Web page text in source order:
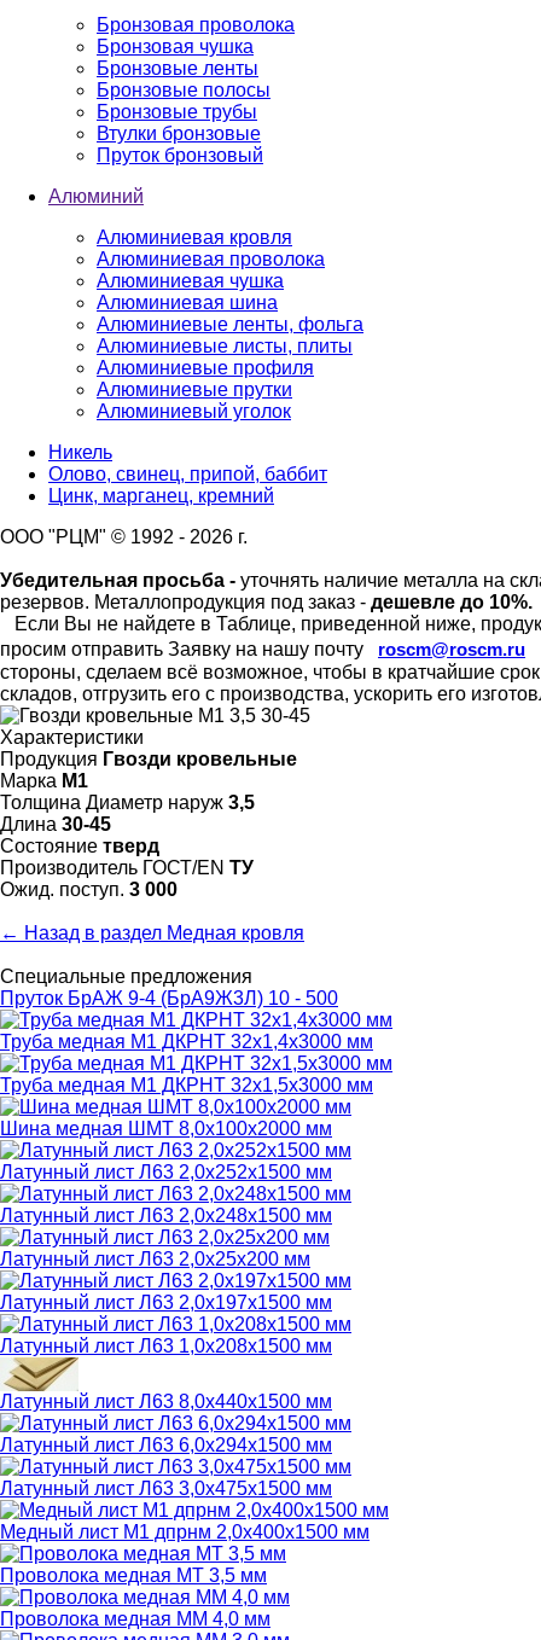
Бронзовая проволока
Бронзовая чушка
Бронзовые ленты
Бронзовые полосы
Бронзовые трубы
Втулки бронзовые
Пруток бронзовый
Алюминий
Алюминиевая кровля
Алюминиевая проволока
Алюминиевая чушка
Алюминиевая шина
Алюминиевые ленты, фольга
Алюминиевые листы, плиты
Алюминиевые профиля
Алюминиевые прутки
Алюминиевый уголок
Никель
Олово, свинец, припой, баббит
Цинк, марганец, кремний
ООО "РЦМ" © 1992 - 2026 г.
Убедительная просьба - уточнять наличие металла на
резервов. Металлопродукция под заказ - дешевле до 10%.
Если Вы не найдете в Таблице, приведенной ниже,
просим отправить Заявку на нашу почту
roscm@roscm.ru
стороны, сделаем всё возможное, чтобы в кратчайшие
складов, отгрузить его с производства, ускорить его
Характеристики
Продукция Гвозди кровельные
Марка М1
Толщина Диаметр наруж 3,5
Длина 30-45
Состояние тверд
Произво­дитель ГОСТ/EN ТУ
Ожид. поступ. 3 000
← Назад в раздел Медная кровля
Специальные предложения
Пруток БрАЖ 9-4 (БрА9Ж3Л) 10 - 500
Труба медная М1 ДКРНТ 32х1,4х3000 мм
Труба медная М1 ДКРНТ 32х1,5х3000 мм
Шина медная ШМТ 8,0х100х2000 мм
Латунный лист Л63 2,0х252х1500 мм
Латунный лист Л63 2,0х248х1500 мм
Латунный лист Л63 2,0х25х200 мм
Латунный лист Л63 2,0х197х1500 мм
Латунный лист Л63 1,0х208х1500 мм
Латунный лист Л63 8,0х440х1500 мм
Латунный лист Л63 6,0х294х1500 мм
Латунный лист Л63 3,0х475х1500 мм
Медный лист М1 дпрнм 2,0х400х1500 мм
Проволока медная МТ 3,5 мм
Проволока медная ММ 4,0 мм